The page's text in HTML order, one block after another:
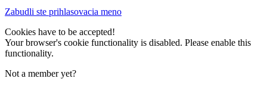
Zabudli ste prihlasovacia meno
Cookies have to be accepted!
Your browser's cookie functionality is disabled. Please enable this
functionality.
Not a member yet?